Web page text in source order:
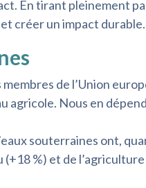
En tirant pleinement
créer un impact durable.
de l’Union
agricole. Nous en
souterraines ont,
%) et de l’agriculture